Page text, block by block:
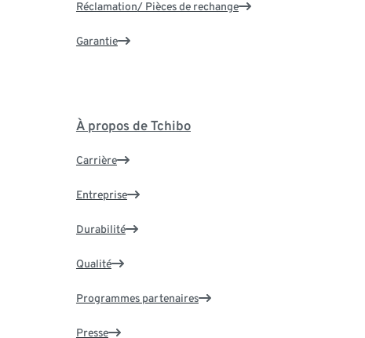
Réclamation/ Pièces de rechange
Garantie
À propos de Tchibo
Carrière
Entreprise
Durabilité
Qualité
Programmes partenaires
Presse